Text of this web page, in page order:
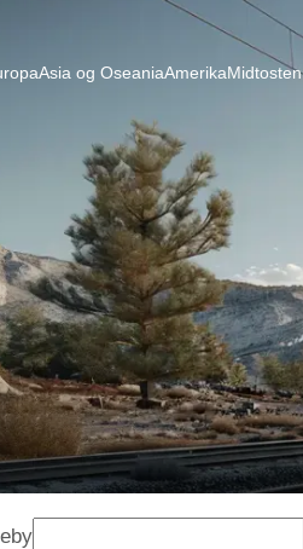
Asia og OseaniaAmerika